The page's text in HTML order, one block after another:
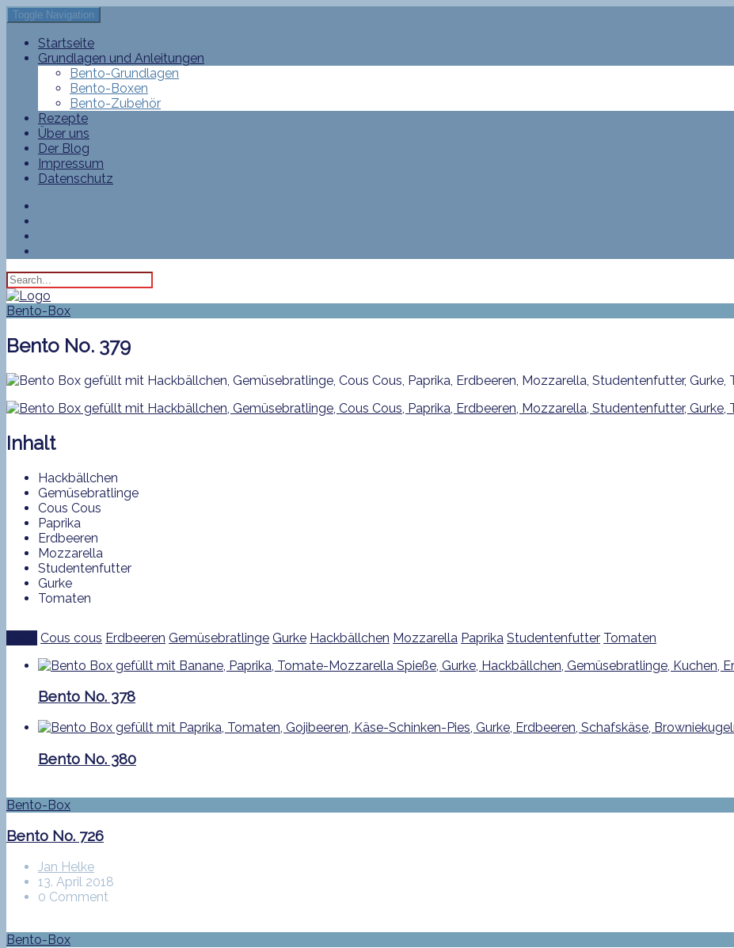
Toggle Navigation
Startseite
Grundlagen und Anleitungen
Bento-Grundlagen
Bento-Boxen
Bento-Zubehör
Rezepte
Über uns
Der Blog
Impressum
Datenschutz
Bento-Box
Bento No. 379
Inhalt
Hackbällchen
Gemüsebratlinge
Cous Cous
Paprika
Erdbeeren
Mozzarella
Studentenfutter
Gurke
Tomaten
Cous cous Erdbeeren Gemüsebratlinge Gurke Hackbällchen Mozzarella Paprika Studentenfutter Tomaten
Bento No. 378
Bento No. 380
Bento-Box
Bento No. 726
Jan Helke
13. April 2018
0 Comment
Bento-Box